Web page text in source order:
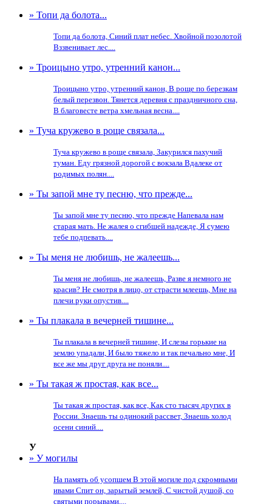
» Топи да болота...
Топи да болота, Синий плат небес. Хвойной позолотой
Вззвенивает лес....
» Троицыно утро, утренний канон...
Троицыно утро, утренний канон, В роще по березкам
белый перезвон. Тянется деревня с праздничного сна,
В благовесте ветра хмельная весна....
» Туча кружево в роще связала...
Туча кружево в роще связала, Закурился пахучий
туман. Еду грязной дорогой с вокзала Вдалеке от
родимых полян....
» Ты запой мне ту песню, что прежде...
Ты запой мне ту песню, что прежде Напевала нам
старая мать. Не жалея о сгибшей надежде, Я сумею
тебе подпевать....
» Ты меня не любишь, не жалеешь...
Ты меня не любишь, не жалеешь, Разве я немного не
красив? Не смотря в лицо, от страсти млеешь, Мне на
плечи руки опустив....
» Ты плакала в вечерней тишине...
Ты плакала в вечерней тишине, И слезы горькие на
землю упадали, И было тяжело и так печально мне, И
все же мы друг друга не поняли....
» Ты такая ж простая, как все...
Ты такая ж простая, как все, Как сто тысяч других в
России. Знаешь ты одинокий рассвет, Знаешь холод
осени синий....
У
» У могилы
На память об усопшем В этой могиле под скромными
ивами Спит он, зарытый землей, С чистой душой, со
святыми порывами,...